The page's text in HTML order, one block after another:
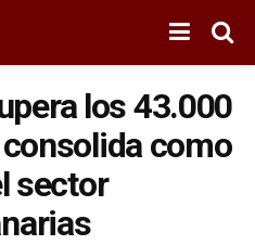
los 43.000
como
sector